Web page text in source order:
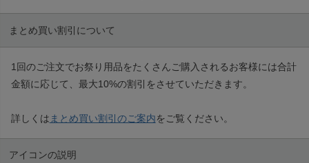
まとめ買い割引について
1回のご注文でお祭り用品をたくさんご購入されるお客様には合計
金額に応じて、最大10%の割引をさせていただきます。
詳しくは まとめ買い割引のご案内をご覧ください。
アイコンの説明